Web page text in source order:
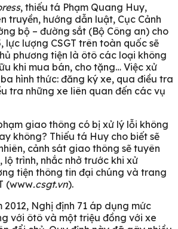
, thiếu tá Phạm Quang Huy,
truyền, hướng dẫn luật, Cục Cảnh
bộ – đường sắt (Bộ Công an) cho
lực lượng CSGT trên toàn quốc sẽ
phương tiện là ôtô các loại không
khi mua bán, cho tặng… Việc xử
hình thức: đăng ký xe, qua điều tra
tra những xe liên quan đến các vụ
giao thông có bị xử lý lỗi không
không? Thiếu tá Huy cho biết sẽ
cảnh sát giao thông sẽ tuyên
lộ trình, nhắc nhở trước khi xử
tiện thông tin đại chúng và trang
(www.csgt.vn).
2012, Nghị định 71 áp dụng mức
với ôtô và một triệu đồng với xe